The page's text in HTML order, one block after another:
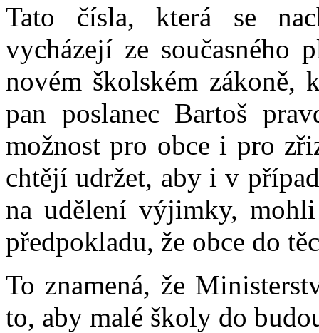
Tato čísla, která se
vycházejí ze současného
novém školském zákoně,
pan poslanec Bartoš
možnost pro obce i pro
chtějí udržet, aby i v
na udělení výjimky,
předpokladu, že obce do
To znamená, že
to, aby malé školy do